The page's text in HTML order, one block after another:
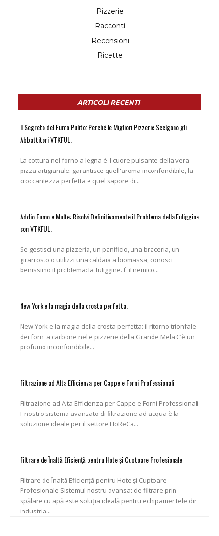
Pizzerie
Racconti
Recensioni
Ricette
ARTICOLI RECENTI
Il Segreto del Fumo Pulito: Perché le Migliori Pizzerie Scelgono gli
Abbattitori VTKFUL.
La cottura nel forno a legna è il cuore pulsante della vera
pizza artigianale: garantisce quell'aroma inconfondibile, la
croccantezza perfetta e quel sapore di...
Addio Fumo e Multe: Risolvi Definitivamente il Problema della Fuliggine
con VTKFUL.
Se gestisci una pizzeria, un panificio, una braceria, un
girarrosto o utilizzi una caldaia a biomassa, conosci
benissimo il problema: la fuliggine. È il nemico...
New York e la magia della crosta perfetta.
New York e la magia della crosta perfetta: il ritorno trionfale
dei forni a carbone nelle pizzerie della Grande Mela C’è un
profumo inconfondibile...
Filtrazione ad Alta Efficienza per Cappe e Forni Professionali
Filtrazione ad Alta Efficienza per Cappe e Forni Professionali
Il nostro sistema avanzato di filtrazione ad acqua è la
soluzione ideale per il settore HoReCa...
Filtrare de Înaltă Eficiență pentru Hote și Cuptoare Profesionale
Filtrare de Înaltă Eficiență pentru Hote și Cuptoare
Profesionale Sistemul nostru avansat de filtrare prin
spălare cu apă este soluția ideală pentru echipamentele din
industria...